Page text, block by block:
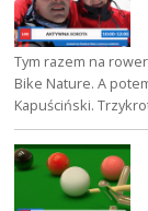
Tym razem na
Bike Nature. A
Kapuściński.